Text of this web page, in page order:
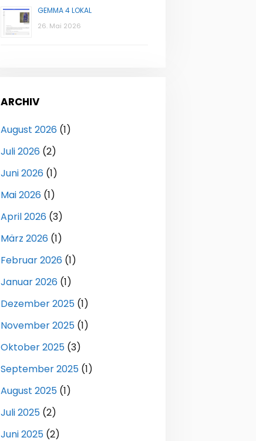
GEMMA 4 LOKAL
26. Mai 2026
ARCHIV
August 2026 (1)
Juli 2026 (2)
Juni 2026 (1)
Mai 2026 (1)
April 2026 (3)
März 2026 (1)
Februar 2026 (1)
Januar 2026 (1)
Dezember 2025 (1)
November 2025 (1)
Oktober 2025 (3)
September 2025 (1)
August 2025 (1)
Juli 2025 (2)
Juni 2025 (2)